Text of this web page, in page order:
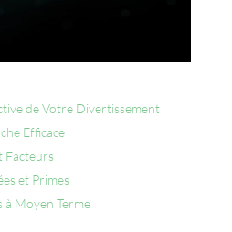
de Votre Divertissement
Efficace
Facteurs
et Primes
à Moyen Terme